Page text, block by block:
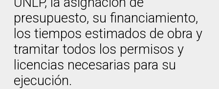
presupuesto, su financiamiento,
los tiempos estimados de obra y
tramitar todos los permisos y
licencias necesarias para su
ejecución.